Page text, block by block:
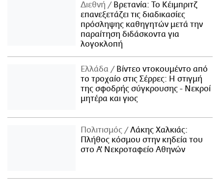
Διεθνή
Βρετανία: Το Κέιμπριτζ
επανεξετάζει τις διαδικασίες
πρόσληψης καθηγητών μετά την
παραίτηση διδάσκοντα για
λογοκλοπή
Ελλάδα
Βίντεο ντοκουμέντο από
το τροχαίο στις Σέρρες: Η στιγμή
της σφοδρής σύγκρουσης - Νεκροί
μητέρα και γιος
Πολιτισμός
Λάκης Χαλκιάς:
Πλήθος κόσμου στην κηδεία του
στο Α' Νεκροταφείο Αθηνών